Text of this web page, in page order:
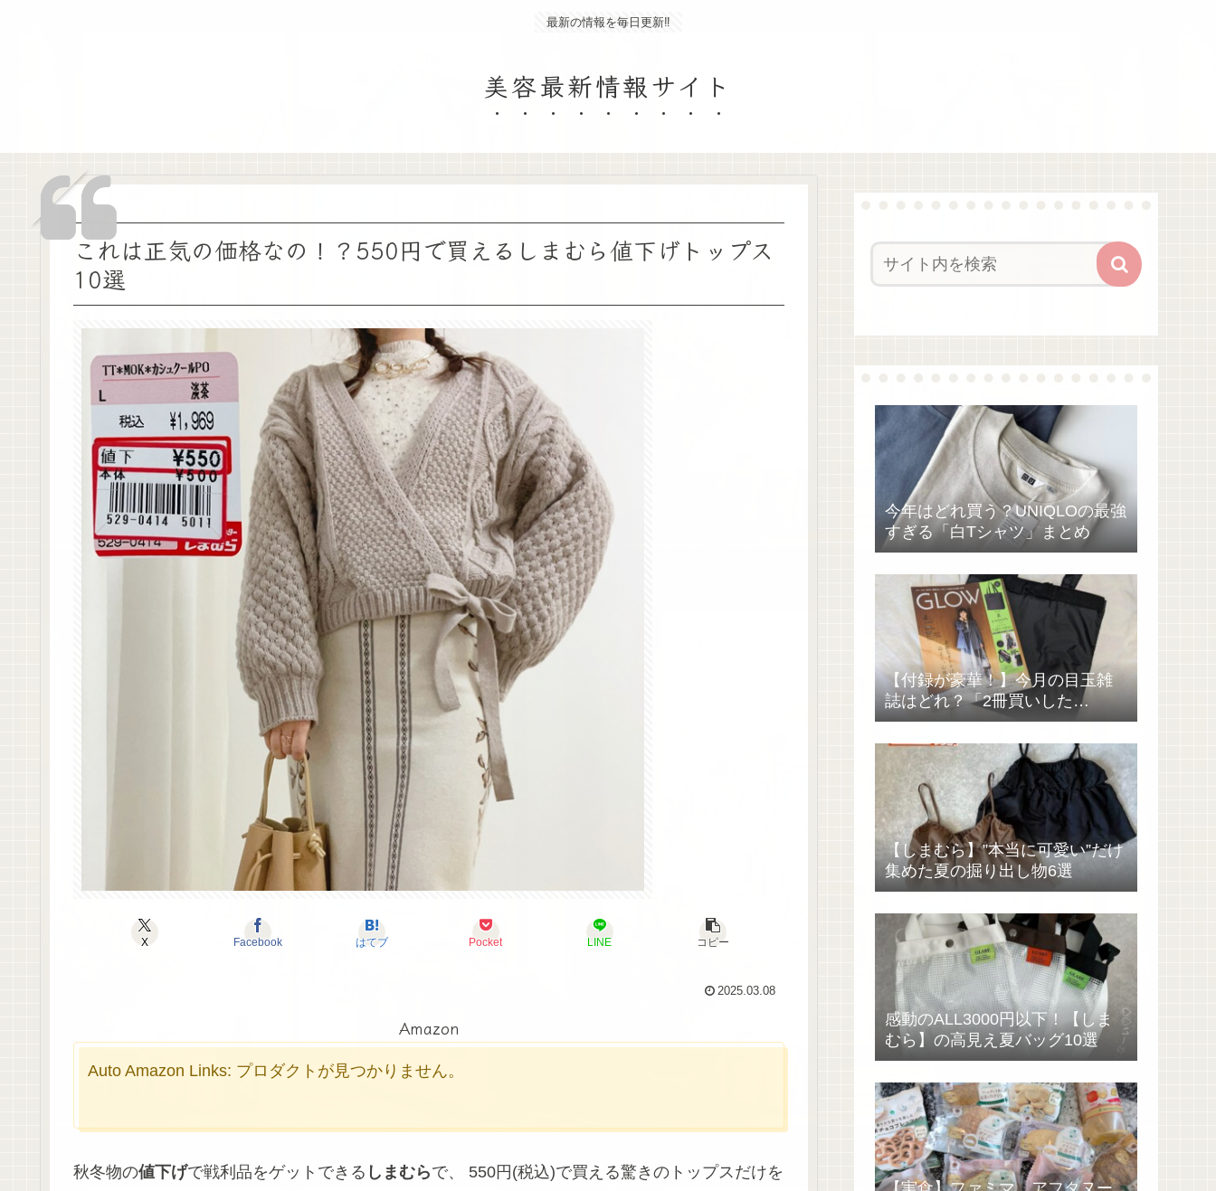
最新の情報を毎日更新‼
美容最新情報サイト
これは正気の価格なの！？550円で買えるしまむら値下げトップス
10選
X Facebook はてブ Pocket LINE コピー
2025.03.08
Amazon
Auto Amazon Links: プロダクトが見つかりません。
秋冬物の値下げで戦利品をゲットできる しまむらで、 550円(税込)で買える驚きのトップスだけを
今年はどれ買う？UNIQLOの最強
すぎる「白Tシャツ」まとめ
【付録が豪華！】今月の目玉雑
誌はどれ？「2冊買いした
い……」
【しまむら】”本当に可愛い”だけ
集めた夏の掘り出し物6選
感動のALL3000円以下！【しま
むら】の高見え夏バッグ10選